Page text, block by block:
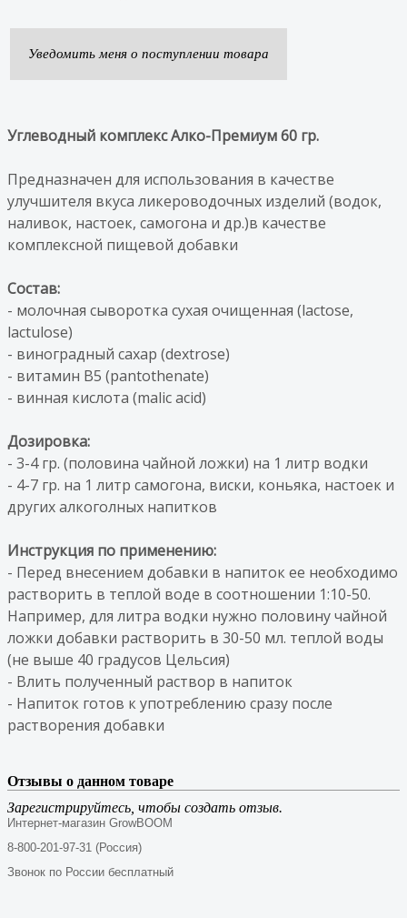
Уведомить меня о поступлении товара
Углеводный комплекс Алко-Премиум 60 гр.
Предназначен для использования в качестве
улучшителя вкуса ликероводочных изделий (водок,
наливок, настоек, самогона и др.)в качестве
комплексной пищевой добавки
Состав:
- молочная сыворотка сухая очищенная (lactose,
lactulose)
- виноградный сахар (dextrose)
- витамин В5 (pantothenate)
- винная кислота (malic acid)
Дозировка:
- 3-4 гр. (половина чайной ложки) на 1 литр водки
- 4-7 гр. на 1 литр самогона, виски, коньяка, настоек и
других алкоголных напитков
Инструкция по применению:
- Перед внесением добавки в напиток ее необходимо
растворить в теплой воде в соотношении 1:10-50.
Например, для литра водки нужно половину чайной
ложки добавки растворить в 30-50 мл. теплой воды
(не выше 40 градусов Цельсия)
- Влить полученный раствор в напиток
- Напиток готов к употреблению сразу после
растворения добавки
Отзывы о данном товаре
Зарегистрируйтесь, чтобы создать отзыв.
Интернет-магазин GrowBOOM
8-800-201-97-31 (Россия)
Звонок по России бесплатный